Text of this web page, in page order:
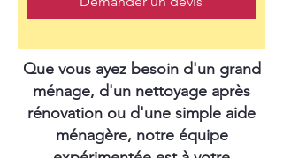
Que vous ayez besoin d'un grand
ménage, d'un nettoyage après
rénovation ou d'une simple aide
ménagère, notre équipe